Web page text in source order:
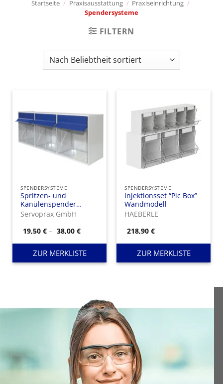
Startseite / Praxisausstattung / Praxiseinrichtung /
Spendersysteme
FILTERN
SPENDERSYSTEME
Spritzen- und
Kanülenspender
hellgrau, mit blauen
Griffen
Servoprax GmbH
19,50€ – 38,00€Preisspanne:
19,50 €
bis
38,00 €
ZUR MERKLISTE
SPENDERSYSTEME
Injektionsset “Pic Box”
Wandmodell
HAEBERLE
218,90€
ZUR MERKLISTE